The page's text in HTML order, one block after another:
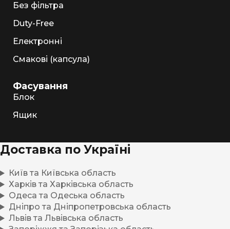
Без фільтра
Duty-Free
Електронні
Смакові (капсула)
Фасування
Блок
Ящик
Доставка по Україні
Київ та Київська область
Харків та Харківська область
Одеса та Одеська область
Дніпро та Дніпропетровська область
Львів та Львівська область